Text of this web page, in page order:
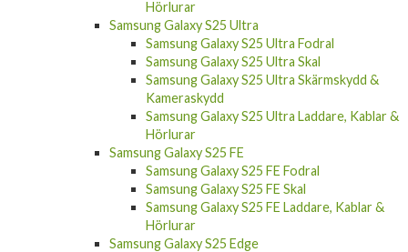
Hörlurar
Samsung Galaxy S25 Ultra
Samsung Galaxy S25 Ultra Fodral
Samsung Galaxy S25 Ultra Skal
Samsung Galaxy S25 Ultra Skärmskydd &
Kameraskydd
Samsung Galaxy S25 Ultra Laddare, Kablar &
Hörlurar
Samsung Galaxy S25 FE
Samsung Galaxy S25 FE Fodral
Samsung Galaxy S25 FE Skal
Samsung Galaxy S25 FE Laddare, Kablar &
Hörlurar
Samsung Galaxy S25 Edge